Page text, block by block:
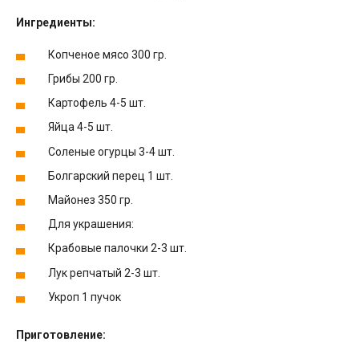
Ингредиенты:
Копченое мясо 300 гр.
Грибы 200 гр.
Картофель 4-5 шт.
Яйца 4-5 шт.
Соленые огурцы 3-4 шт.
Болгарский перец 1 шт.
Майонез 350 гр.
Для украшения:
Крабовые палочки 2-3 шт.
Лук репчатый 2-3 шт.
Укроп 1 пучок
Приготовление: